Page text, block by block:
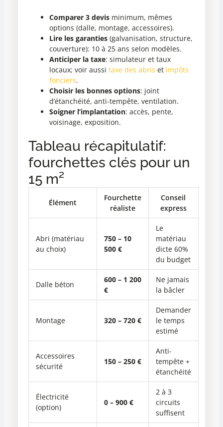
Comparer 3 devisminimum, mêmes
options (dalle, montage, accessoires).
Lire les garanties(galvanisation, structure,
couverture): 10 à 25 ans selon modèles.
Anticiper la taxe: simulateur et taux
locaux; voir aussi taxe des abris et impôts
fonciers.
Choisir les bonnes options: joint
d’étanchéité, anti-tempête, ventilation.
Soigner l’implantation: accès, pente,
voisinage, exposition.
Tableau récapitulatif:
fourchettes clés pour un
15 m²
Élément
Fourchette
réaliste
Conseil
express
Abri (matériau
au choix)
750 – 10
500 €
Le
matériau
dicte 60%
du budget
Dalle béton
600 – 1 200
€
Ne jamais
la bâcler
Montage 320 – 720 €
Demander
le temps
estimé
Accessoires
sécurité
150 – 250 €
Anti-
tempête +
étanchéité
Électricité
(option)
0 – 900 €
2 à 3
circuits
suffisent